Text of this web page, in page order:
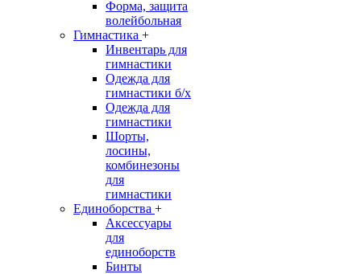
Форма, защита
волейбольная
Гимнастика +
Инвентарь для
гимнастики
Одежда для
гимнастики б/х
Одежда для
гимнастики
Шорты,
лосины,
комбинезоны
для
гимнастики
Единоборства +
Аксессуары
для
единоборств
Бинты